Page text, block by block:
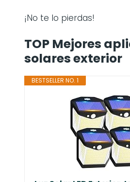
¡No te lo pierdas!
TOP Mejores
solares exterior
BESTSELLER NO. 1